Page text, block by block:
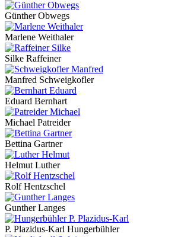
Günther Obwegs
Marlene Weithaler
Silke Raffeiner
Manfred Schweigkofler
Eduard Bernhart
Michael Patreider
Bettina Gartner
Helmut Luther
Rolf Hentzschel
Gunther Langes
P. Plazidus-Karl Hungerbühler